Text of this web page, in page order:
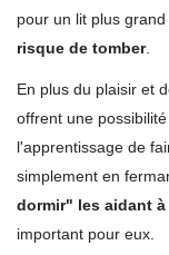
pour un lit plus
risque de tomber.
En plus du plaisir et
offrent une
l'apprentissage de
simplement en
dormir" les aidant
important pour eux.